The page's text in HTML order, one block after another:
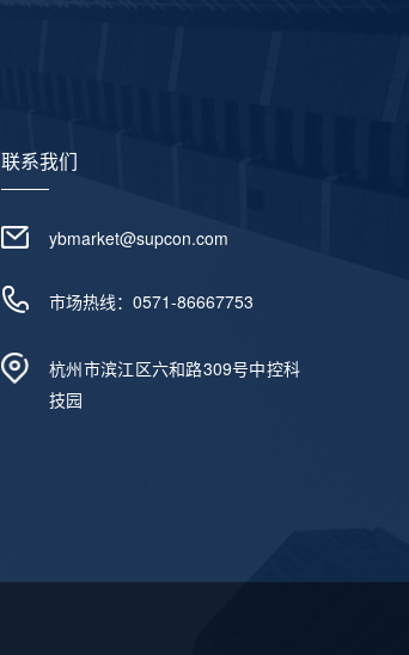
联系我们
ybmarket@supcon.com
市场热线：0571-86667753
杭州市滨江区六和路309号中控科
技园